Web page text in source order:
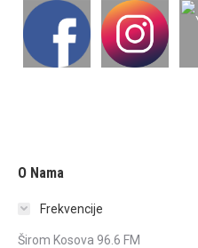
O Nama
Frekvencije
Širom Kosova 96.6 FM